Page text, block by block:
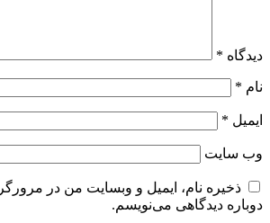
دیدگاه *
نام *
ایمیل *
وب‌ سایت
ذخیره نام، ایمیل و وبسایت من در
دوباره دیدگاهی می‌نویسم.